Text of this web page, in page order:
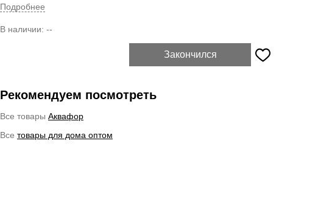
Подробнее
В наличии: --
Закончился
Рекомендуем посмотреть
Все товары Аквафор
Все товары для дома оптом